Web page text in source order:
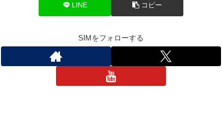
LINE コピー
SIMをフォローする